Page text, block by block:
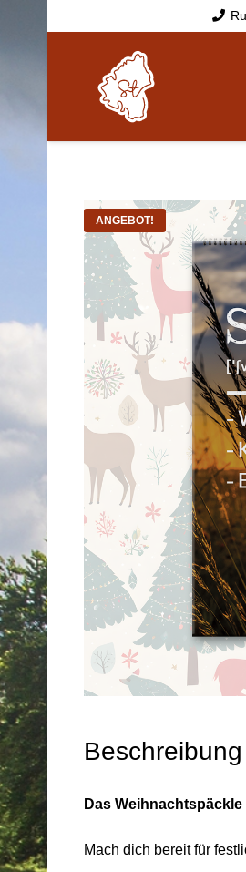
ANGEBOT!
Beschreibung
Das
Mach dich bereit für